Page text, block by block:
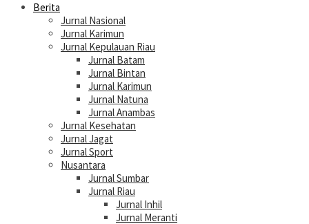
Berita
Jurnal Nasional
Jurnal Karimun
Jurnal Kepulauan Riau
Jurnal Batam
Jurnal Bintan
Jurnal Karimun
Jurnal Natuna
Jurnal Anambas
Jurnal Kesehatan
Jurnal Jagat
Jurnal Sport
Nusantara
Jurnal Sumbar
Jurnal Riau
Jurnal Inhil
Jurnal Meranti